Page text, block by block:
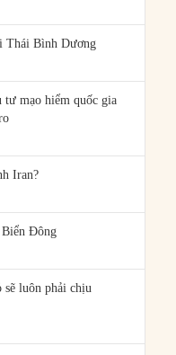
Thái Bình Dương
tư mạo hiểm quốc gia
Iran?
Biển Đông
luôn phải chịu